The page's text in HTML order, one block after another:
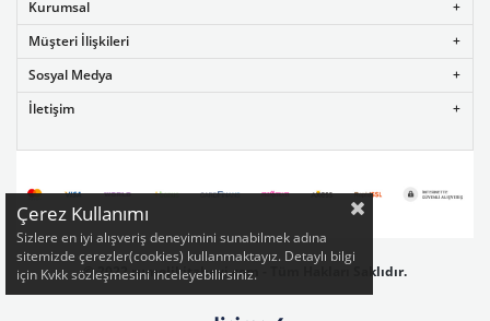
Kurumsal
Müşteri İlişkileri
Sosyal Medya
İletişim
©2022 rumelikitabevi.com - Tüm Hakları Saklıdır.
Çerez Kullanımı
Sizlere en iyi alışveriş deneyimini sunabilmek adına
sitemizde çerezler(cookies) kullanmaktayız. Detaylı bilgi
için Kvkk sözleşmesini inceleyebilirsiniz.